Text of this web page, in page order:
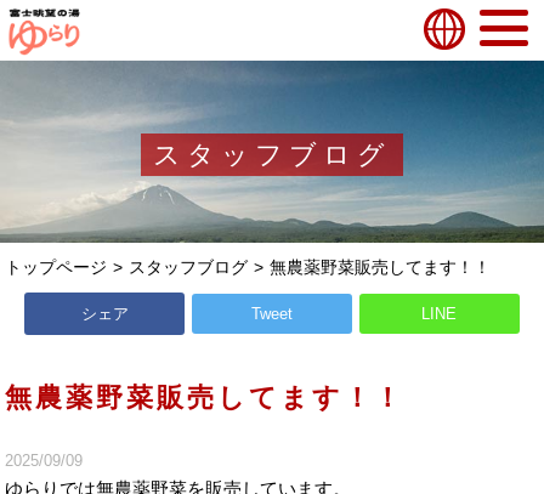
スタッフブログ
トップページ スタッフブログ 無農薬野菜販売してます！！
シェア Tweet LINE
無農薬野菜販売してます！！
2025/09/09
ゆらりでは無農薬野菜を販売しています。